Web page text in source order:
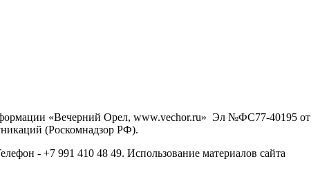
«Вечерний Орел, www.vechor.ru» Эл №ФС77-40195 от
(Роскомнадзор РФ).
- +7 991 410 48 49. Использование материалов сайта